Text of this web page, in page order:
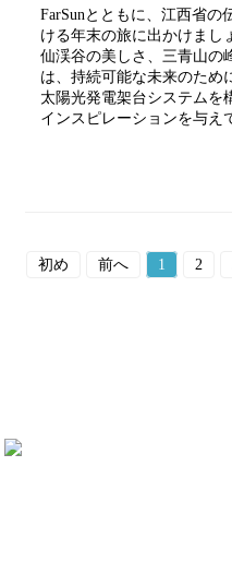
FarSunとともに、江西省の
ける年末の旅に出かけまし
仙渓谷の美しさ、三青山の
は、持続可能な未来のため
太陽光発電架台システムを
インスピレーションを与え
初め 前へ 1 2